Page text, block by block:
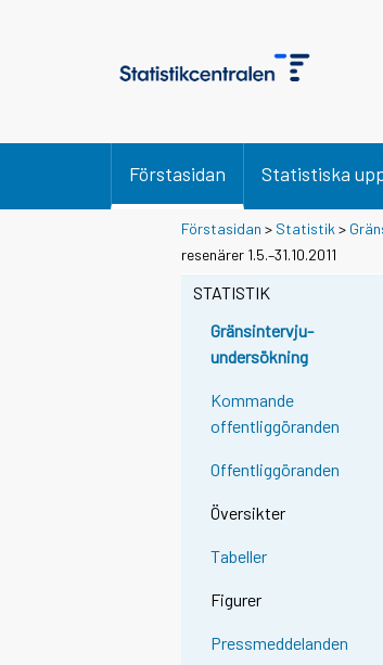
Förstasidan Statistiska
Förstasidan > Statistik >
resenärer 1.5.–31.10.2011
STATISTIK
Gränsintervju-
undersökning
Kommande
offentliggöranden
Offentliggöranden
Översikter
Tabeller
Figurer
Pressmeddelanden